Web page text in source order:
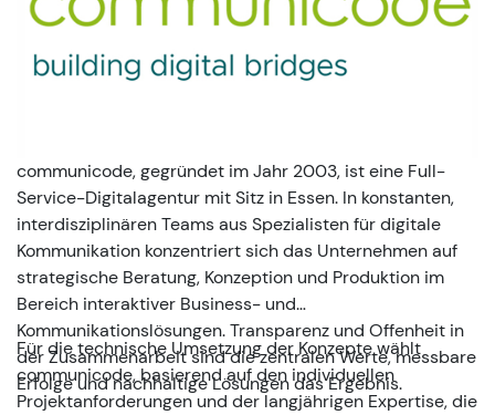
communicode, gegründet im Jahr 2003, ist eine Full-
Service-Digitalagentur mit Sitz in Essen. In konstanten,
interdisziplinären Teams aus Spezialisten für digitale
Kommunikation konzentriert sich das Unternehmen auf
strategische Beratung, Konzeption und Produktion im
Bereich interaktiver Business- und
Kommunikationslösungen. Transparenz und Offenheit in
der Zusammenarbeit sind die zentralen Werte, messbare
Erfolge und nachhaltige Lösungen das Ergebnis.
Für die technische Umsetzung der Konzepte wählt
communicode, basierend auf den individuellen
Projektanforderungen und der langjährigen Expertise, die